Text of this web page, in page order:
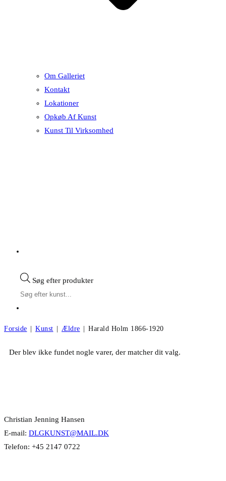
Om Galleriet
Kontakt
Lokationer
Opkøb Af Kunst
Kunst Til Virksomhed
Søg efter produkter
Forside | Kunst | Ældre | Harald Holm 1866-1920
Der blev ikke fundet nogle varer, der matcher dit valg.
Christian Jenning Hansen
E-mail: DLGKUNST@MAIL.DK
Telefon: +45 2147 0722